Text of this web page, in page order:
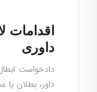
اقدامات
داوری
دادخواست
داور، بطلان یا